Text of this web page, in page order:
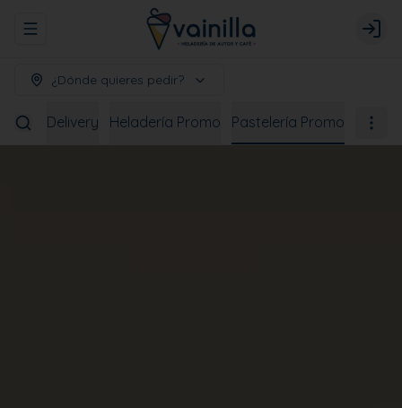
Abrir menu de navegación Login
¿Dónde quieres pedir?
Delivery Heladería Promo Pastelería Promo